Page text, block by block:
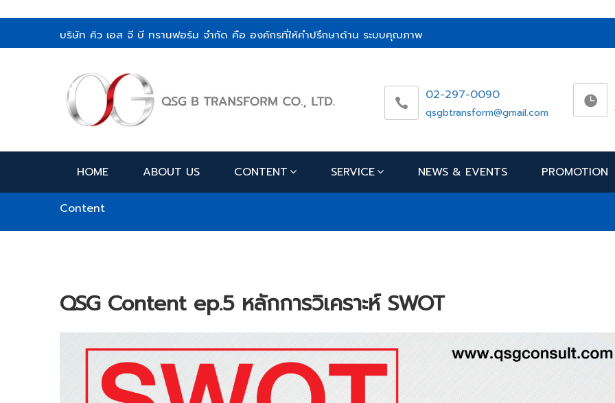
บริษัท คิว เอส จี บี ทรานฟอร์ม จำกัด คือ องค์กรที่ให้คำปรึกษาด้าน ระบบคุณภาพ
02-297-0090
qsgbtransform@gmail.com
HOME ABOUT US CONTENT SERVICE NEWS & EVENTS PROMOTION
Content
QSG Content ep.5 หลักการวิเคราะห์ SWOT